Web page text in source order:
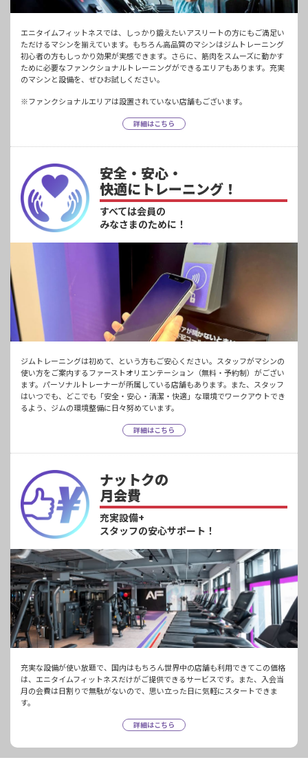
エニタイムフィットネスでは、しっかり鍛えたいアスリートの方にもご満足い
ただけるマシンを揃えています。もちろん高品質のマシンはジムトレーニング
初心者の方もしっかり効果が実感できます。さらに、筋肉をスムーズに動かす
ために必要なファンクショナルトレーニングができるエリアもあります。充実
のマシンと設備を、ぜひお試しください。
※ファンクショナルエリアは設置されていない店舗もございます。
詳細はこちら
安全・安心・
快適にトレーニング！
すべては会員の
みなさまのために！
ジムトレーニングは初めて、という方もご安心ください。スタッフがマシンの
使い方をご案内するファーストオリエンテーション（無料・予約制）がござい
ます。パーソナルトレーナーが所属している店舗もあります。また、スタッフ
はいつでも、どこでも「安全・安心・清潔・快適」な環境でワークアウトでき
るよう、ジムの環境整備に日々努めています。
詳細はこちら
ナットクの
月会費
充実設備+
スタッフの安心サポート！
充実な設備が使い放題で、国内はもちろん世界中の店舗も利用できてこの価格
は、エニタイムフィットネスだけがご提供できるサービスです。また、入会当
月の会費は日割りで無駄がないので、思い立った日に気軽にスタートできま
す。
詳細はこちら